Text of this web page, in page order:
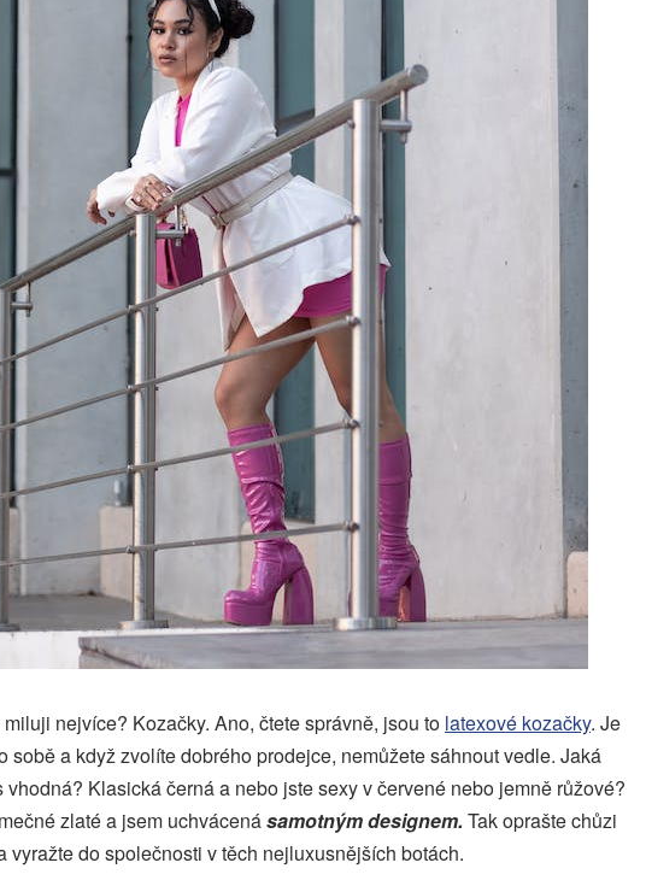
nejvíce? Kozačky. Ano, čtete správně, jsou to latexové kozačky. Je
sobě a když zvolíte dobrého prodejce, nemůžete sáhnout vedle. Jaká
vhodná? Klasická černá a nebo jste sexy v červené nebo jemně růžové?
zlaté a jsem uchvácenásamotným designem. Tak oprašte chůzi
vyražte do společnosti v těch nejluxusnějších botách.